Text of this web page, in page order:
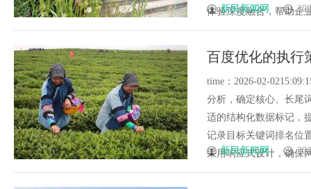
体验深度融合，帮助企
新民新闻网
百度优化的执行
time：2026-02-
分析，确定核心、长尾
适的结构化数据标记，
记录目标关键词排名位
采用响应式设计，确保
新民新闻网